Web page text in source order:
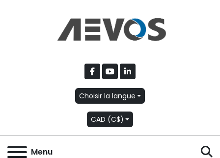
facebook
youtubelinkedin
Choisir la langue
CAD (C$)
Menu